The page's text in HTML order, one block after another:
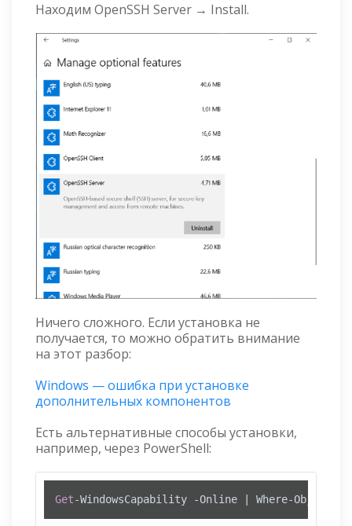
Находим OpenSSH Server → Install.
Ничего сложного. Если установка не
получается, то можно обратить внимание
на этот разбор:
Windows — ошибка при установке
дополнительных компонентов
Есть альтернативные способы установки,
например, через PowerShell:
Get-WindowsCapability -Online | Where-Object